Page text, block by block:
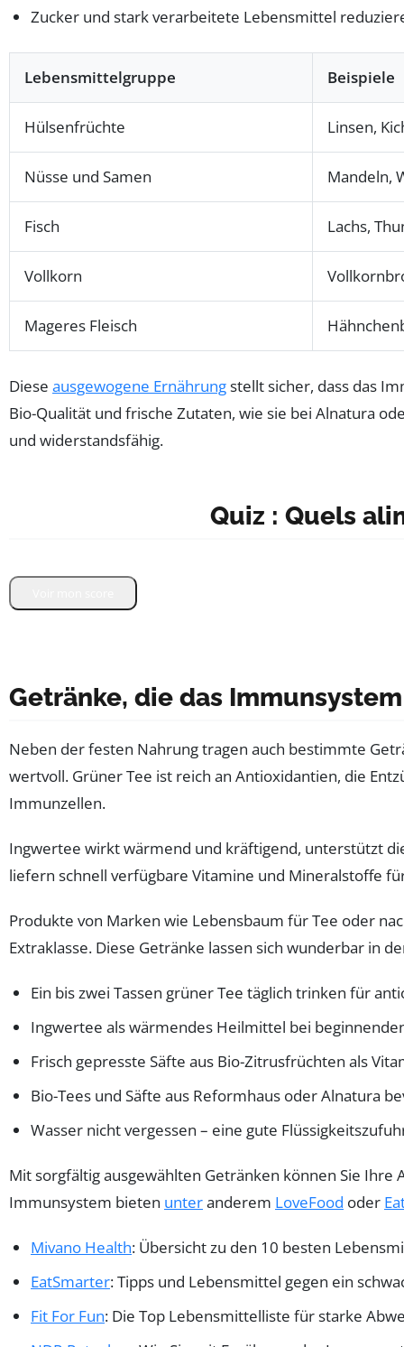
Zucker und stark verarbeitete Lebensmittel
Lebensmittelgruppe Beispiele
Hülsenfrüchte Linsen,
Nüsse und Samen Mandeln,
Fisch Lachs,
Vollkorn
Mageres Fleisch
Diese ausgewogene Ernährungstellt sicher, dass das
Bio-Qualität und frische Zutaten, wie sie bei Alnatura
und widerstandsfähig.
Quiz : Quels
Getränke, die das
Neben der festen Nahrung tragen auch bestimmte
wertvoll. Grüner Tee ist reich an Antioxidantien, die
Immunzellen.
Ingwertee wirkt wärmend und kräftigend, unterstützt
liefern schnell verfügbare Vitamine und Mineralstoffe
Produkte von Marken wie Lebensbaum für Tee oder
Extraklasse. Diese Getränke lassen sich wunderbar in
Ein bis zwei Tassen grüner Tee täglich trinken für
Ingwertee als wärmendes Heilmittel bei
Frisch gepresste Säfte aus Bio-Zitrusfrüchten als
Bio-Tees und Säfte aus Reformhaus oder Alnatura
Wasser nicht vergessen – eine gute
Mit sorgfältig ausgewählten Getränken können Sie
Immunsystem bieten unteranderem LoveFood oder
Mivano Health: Übersicht zu den 10 besten
EatSmarter: Tipps und Lebensmittel gegen ein
Fit For Fun: Die Top Lebensmittelliste für starke